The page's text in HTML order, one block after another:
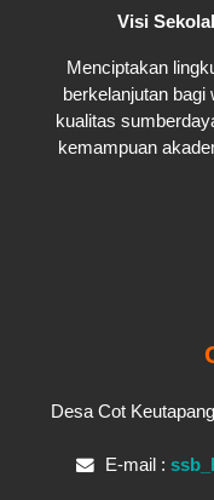
Visi
Menciptakan
berkelanjutan
kualitas
kemampuan
Desa Cot
E-mail :